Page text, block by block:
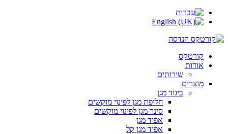
קורטקס
אודות
שירותים
מוצרים
ביגוד מגן
חליפת מגן לפינוי מוקשים
סינר מגן לפינוי מוקשים
אפוד מגן
אפוד מגן קל